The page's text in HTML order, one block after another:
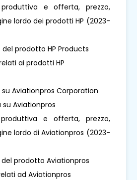
e offerta, prezzo,
lordo dei prodotti HP (2023-
prodotto HP Products
ai prodotti HP
su Aviationpros Corporation
su Aviationpros
e offerta, prezzo,
lordo di Aviationpros (2023-
del prodotto Aviationpros
ad Aviationpros